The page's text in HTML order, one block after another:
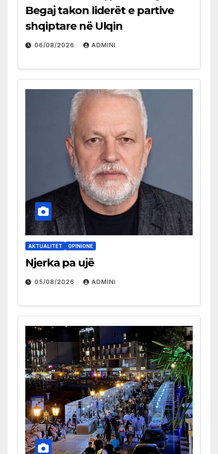
Begaj takon liderët e partive
shqiptare në Ulqin
06/08/2026 ADMINI
AKTUALITET OPINIONE
Njerka pa ujë
05/08/2026 ADMINI